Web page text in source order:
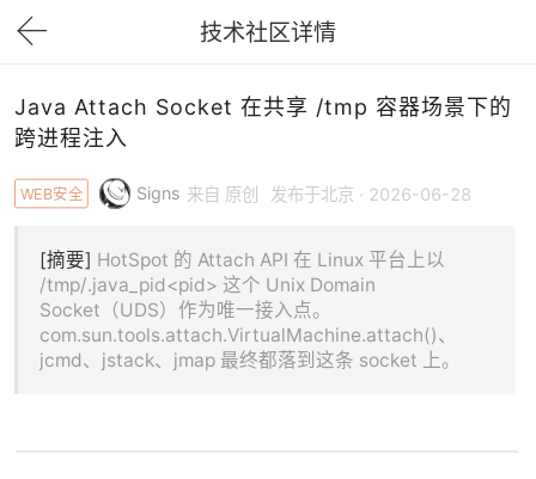
技术社区详情
下拉刷新
Java Attach Socket 在共享 /tmp 容器场景下的
跨进程注入
WEB安全 Signs 来自 原创 发布于北京 · 2026-06-28
[摘要] HotSpot 的 Attach API 在 Linux 平台上以
/tmp/.java_pid<pid> 这个 Unix Domain
Socket（UDS）作为唯一接入点。
com.sun.tools.attach.VirtualMachine.attach()、
jcmd、jstack、jmap 最终都落到这条 socket 上。